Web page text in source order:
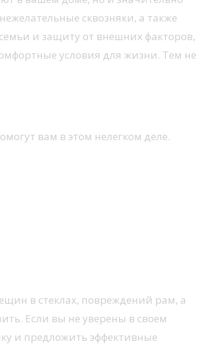
сквозняки, а также
и защиту от внешних факторов,
условия для жизни. Тем не
вам в этом нелегком деле.
в стеклах, повреждений рам, а
Если вы не уверены в своем
и предложить эффективные